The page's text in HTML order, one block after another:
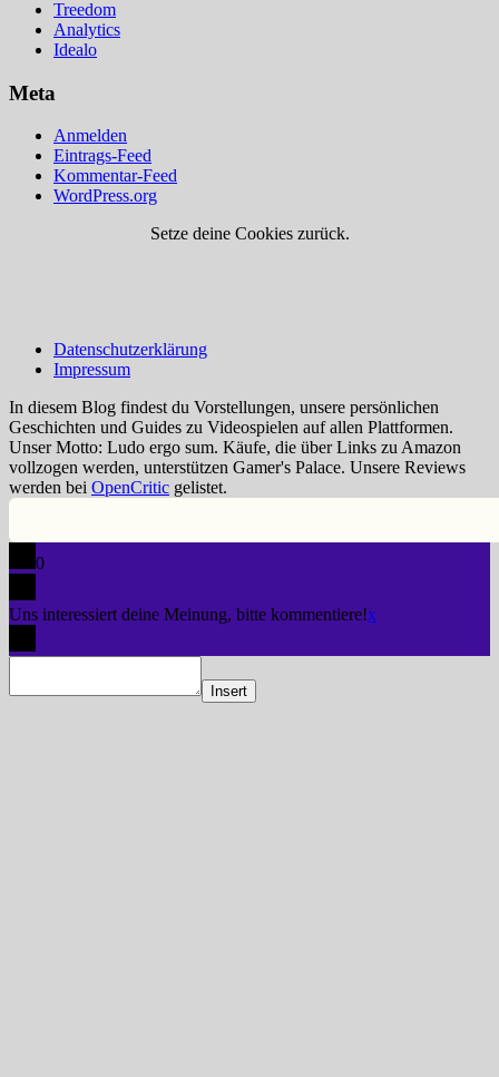
Treedom
Analytics
Idealo
Meta
Anmelden
Eintrags-Feed
Kommentar-Feed
WordPress.org
Setze deine Cookies zurück.
Datenschutzerklärung
Impressum
In diesem Blog findest du Vorstellungen, unsere persönlichen
Geschichten und Guides zu Videospielen auf allen Plattformen.
Unser Motto: Ludo ergo sum. Käufe, die über Links zu Amazon
vollzogen werden, unterstützen Gamer's Palace. Unsere Reviews
werden bei OpenCritic gelistet.
0
Uns interessiert deine Meinung, bitte kommentiere!x
Insert